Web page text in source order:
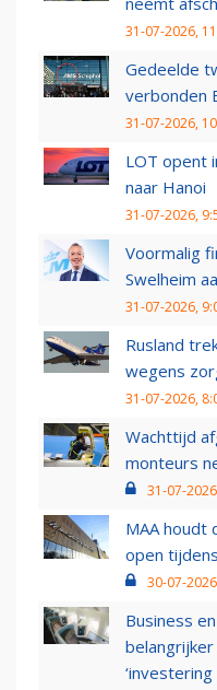
31-07-2026,
Gedeelde
verbonden
31-07-2026,
LOT opent
naar Hanoi
31-07-2026,
Voormalig
Swelheim
31-07-2026,
Rusland
wegens
31-07-2026,
Wachttijd
monteurs
31-07-
MAA houdt
open
30-07-
Business
belangrijker